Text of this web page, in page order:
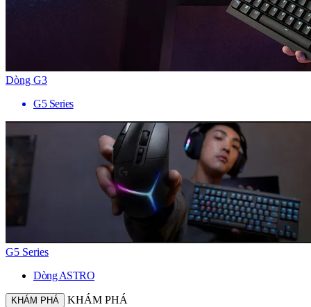
Dòng G3
G5 Series
G5 Series
Dòng ASTRO
KHÁM PHÁ KHÁM PHÁ